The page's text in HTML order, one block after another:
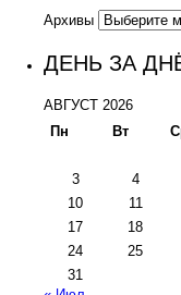
Архивы
ДЕНЬ ЗА
АВГУСТ 2026
Пн
Вт
3
4
10
11
17
18
24
25
31